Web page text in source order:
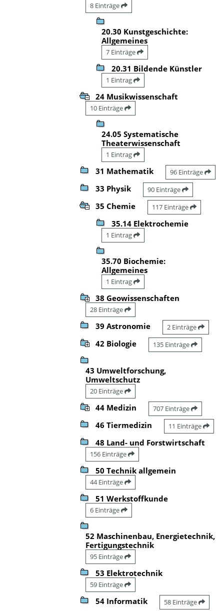
8 Einträge
20.30 Kunstgeschichte:
Allgemeines
7 Einträge
20.31 Bildende Künstler
1 Eintrag
24 Musikwissenschaft
10 Einträge
24.05 Systematische
Theaterwissenschaft
1 Eintrag
31 Mathematik 96 Einträge
33 Physik 90 Einträge
35 Chemie 117 Einträge
35.14 Elektrochemie
1 Eintrag
35.70 Biochemie:
Allgemeines
1 Eintrag
38 Geowissenschaften
28 Einträge
39 Astronomie 2 Einträge
42 Biologie 135 Einträge
43 Umweltforschung,
Umweltschutz
20 Einträge
44 Medizin 707 Einträge
46 Tiermedizin 11 Einträge
48 Land- und Forstwirtschaft
156 Einträge
50 Technik allgemein
44 Einträge
51 Werkstoffkunde
6 Einträge
52 Maschinenbau, Energietechnik,
Fertigungstechnik
95 Einträge
53 Elektrotechnik
59 Einträge
54 Informatik 58 Einträge